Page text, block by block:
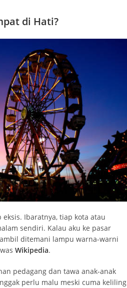
di Hati?
Ibaratnya, tiap kota atau
sendiri. Kalau aku ke pasar
ditemani lampu warna-warni
Wikipedia.
pedagang dan tawa anak-anak
perlu malu meski cuma keliling